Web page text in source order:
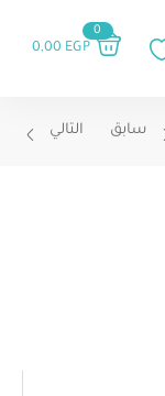
0
0,00 EGP
سابق التالي